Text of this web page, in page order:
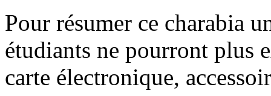
Pour résumer ce charabia
étudiants ne pourront plus
carte électronique,